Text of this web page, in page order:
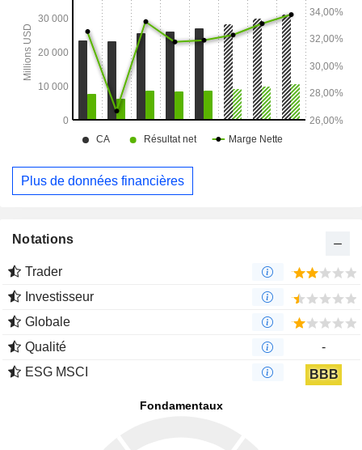
Plus de données financières
Notations
Trader
Investisseur
Globale
Qualité
-
ESG MSCI
BBB